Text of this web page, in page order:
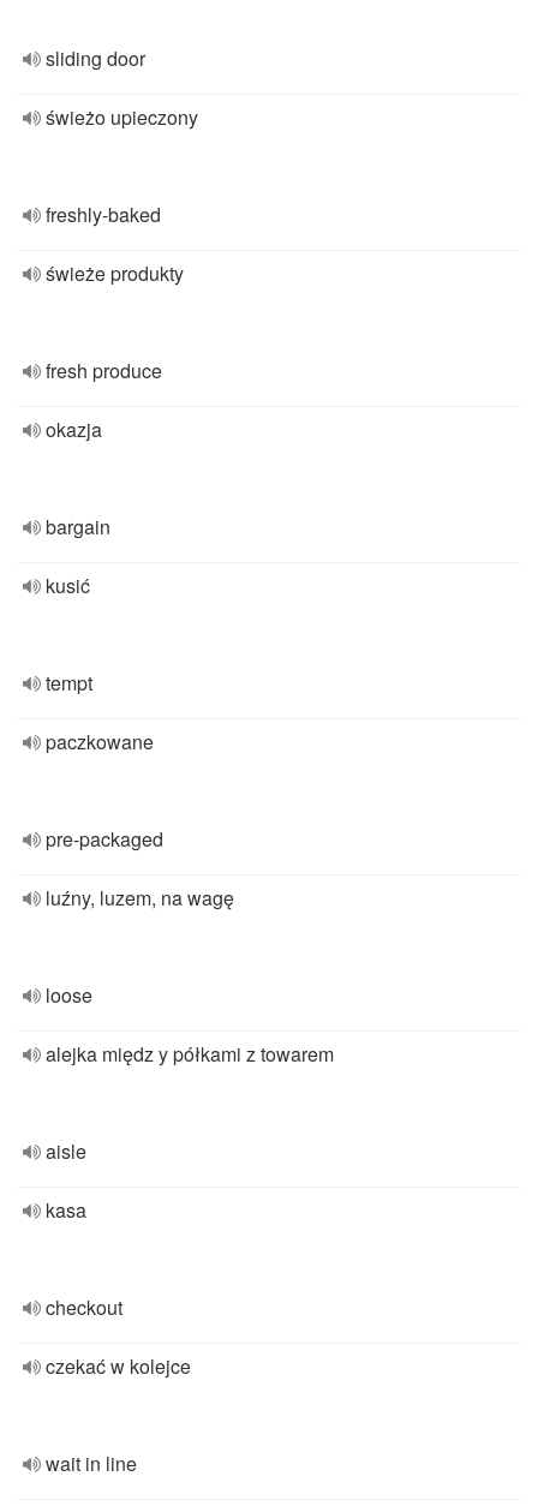
sliding door
świeżo upieczony
freshly-baked
świeże produkty
fresh produce
okazja
bargain
kusić
tempt
paczkowane
pre-packaged
luźny, luzem, na wagę
loose
alejka międz y półkami z towarem
aisle
kasa
checkout
czekać w kolejce
wait in line